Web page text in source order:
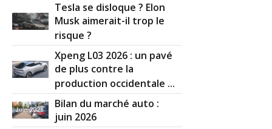
Tesla se disloque ? Elon
Musk aimerait-il trop le
risque ?
Xpeng L03 2026 : un pavé
de plus contre la
production occidentale ...
Bilan du marché auto :
juin 2026